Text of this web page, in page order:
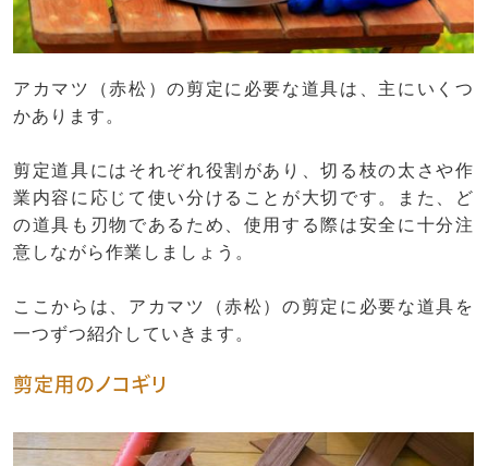
アカマツ（赤松）の剪定に必要な道具は、主にいくつ
かあります。
剪定道具にはそれぞれ役割があり、切る枝の太さや作
業内容に応じて使い分けることが大切です。また、ど
の道具も刃物であるため、使用する際は安全に十分注
意しながら作業しましょう。
ここからは、アカマツ（赤松）の剪定に必要な道具を
一つずつ紹介していきます。
剪定用のノコギリ